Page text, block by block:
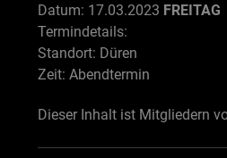
Datum: 17.03.2023 FREITAG
Termindetails:
Standort: Düren
Zeit: Abendtermin
Dieser Inhalt ist Mitgliedern